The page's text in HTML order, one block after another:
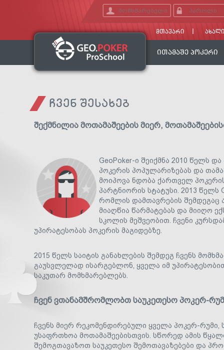
ᲛᲗᲐᲕᲐᲠᲘ
ᲘᲗᲐᲛᲐᲨᲔ ᲞᲝᲙᲔᲠᲘ
ᲩᲕᲔᲜ ᲨᲔᲡᲐᲮᲔᲑ
შექმნილია მოთამაშეების მიერ,
GeoPoker-ი შეიქმნა 2010 წელს
პოკერის პოპულარიზებას და
მოიპოვა ნდობა ქართველ
პარტნიორის სტატუსი. 2013
რომლის დამთავრების შემდეგაც
მიაღწია წარმატებას და მიიღო
სკოლის მეშვეობით. ჩვენი
უპირატესობას პოკერის მაგიდებზე.
2015 წელს საიტის განახლების შემდეგ ჩვენს
გაუსვლელად ისარგებლონ, ყველა იმ
საკუთარ მომხმარებლებს.
ჩვენ ვთანამშრომლობთ საუკეთესო პოკერ-
ჩვენს მიერ რეკომენდირებული ყველა პოკერ-რუმი,
უსაფრთხოა მოთამაშეებისთვის. სწორედ ამის
შემოგთავაზოთ საუკეთესო შემოთავაზებები და